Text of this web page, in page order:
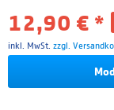
12,90 € *
inkl. MwSt. zzgl.